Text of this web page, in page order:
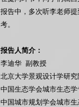
报告中，多次听李老师
考。
报告人简介：
李迪华 副教授
北京大学景观设计学研
中国生态学会城市生态
中国城市规划学会城市